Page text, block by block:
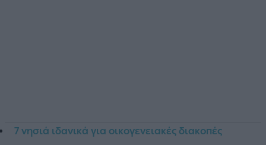
7 νησιά ιδανικά για οικογενειακές διακοπές